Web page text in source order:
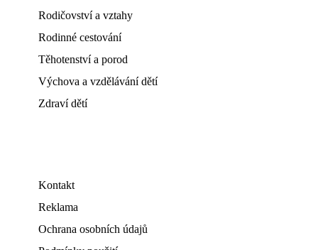
Rodičovství a vztahy
Rodinné cestování
Těhotenství a porod
Výchova a vzdělávání dětí
Zdraví dětí
Kontakt
Reklama
Ochrana osobních údajů